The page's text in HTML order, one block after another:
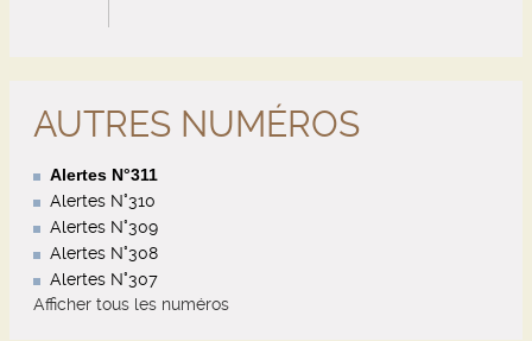
AUTRES NUMÉROS
Alertes N°311
Alertes N°310
Alertes N°309
Alertes N°308
Alertes N°307
Afficher tous les numéros